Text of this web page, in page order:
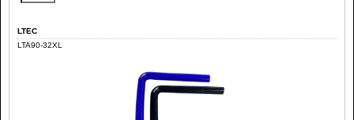
LTEC
LTA90-32XL